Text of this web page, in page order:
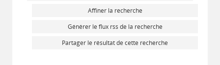
Affiner la recherche
Générer le flux rss de la recherche
Partager le résultat de cette recherche